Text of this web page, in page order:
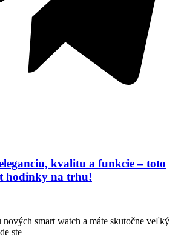
kvalitu a funkcie – toto
hodinky na trhu!
nových smart watch a máte skutočne veľký
ste